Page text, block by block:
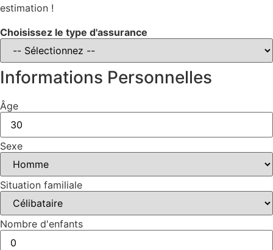
estimation !
Choisissez le type d'assurance
Informations Personnelles
Âge
Sexe
Situation familiale
Nombre d'enfants